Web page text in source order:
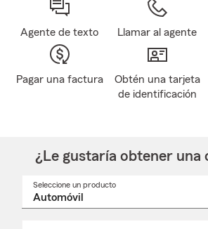
Agente de texto Llamar al agente
Pagar una factura
Obtén una tarjeta
de identificación
¿Le gustaría obtener una
Seleccione un producto